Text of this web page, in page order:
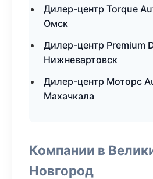
Дилер-центр Torque
Омск
Дилер-центр Premium
Нижневартовск
Дилер-центр Моторс
Махачкала
Компании в
Новгород